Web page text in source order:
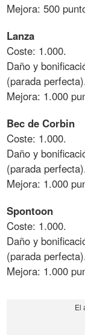
Mejora: 500
Lanza
Coste: 1.000.
Daño y
(parada
Mejora: 1.000
Bec de Corbin
Coste: 1.000.
Daño y
(parada
Mejora: 1.000
Spontoon
Coste: 1.000.
Daño y
(parada
Mejora: 1.000